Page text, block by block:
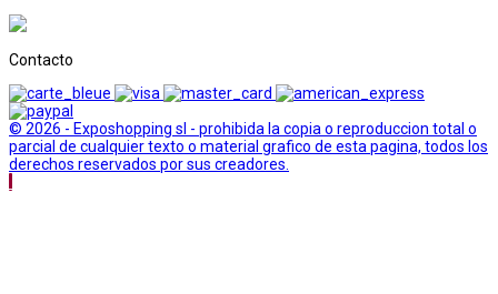
Contacto
© 2026 - Exposhopping sl - prohibida la copia o reproduccion total o
parcial de cualquier texto o material grafico de esta pagina, todos los
derechos reservados por sus creadores.